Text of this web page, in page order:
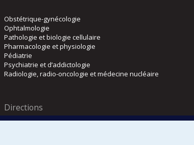
Obstétrique-gynécologie
Ophtalmologie
Pathologie et biologie cellulaire
Pharmacologie et physiologie
Pédiatrie
Psychiatrie et d’addictologie
Radiologie, radio-oncologie et médecine nucléaire
Directions
DPC